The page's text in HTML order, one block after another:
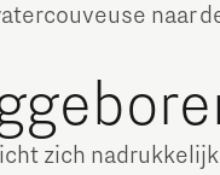
naar
zich